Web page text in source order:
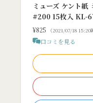
ミューズ ケント紙
#200 15枚入 KL-
¥825 （2021/07/18
口コミを見る